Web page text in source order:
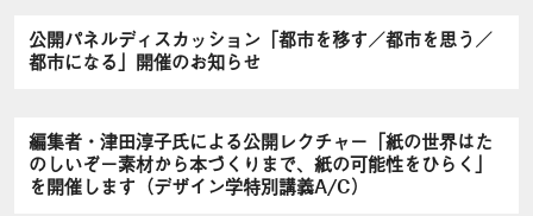
公開パネルディスカッション「都市を移す／都市を思う／
都市になる」開催のお知らせ
編集者・津田淳子氏による公開レクチャー「紙の世界はた
のしいぞ－素材から本づくりまで、紙の可能性をひらく」
を開催します（デザイン学特別講義A/C）